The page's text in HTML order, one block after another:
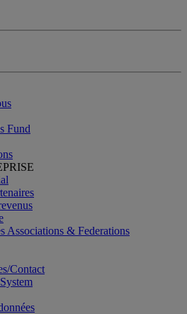
Fund
Associations & Federations
Contact